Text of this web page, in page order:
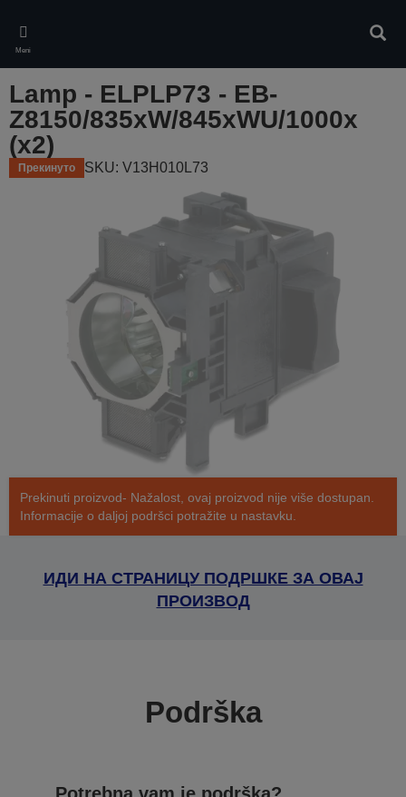
main
content
Meni
Lamp - ELPLP73 - EB-
Z8150/835xW/845xWU/1000x
(x2)
Прекинуто SKU: V13H010L73
Prekinuti proizvod- Nažalost, ovaj proizvod nije više dostupan.
Informacije o daljoj podršci potražite u nastavku.
ИДИ НА СТРАНИЦУ ПОДРШКЕ ЗА ОВАЈ
ПРОИЗВОД
Podrška